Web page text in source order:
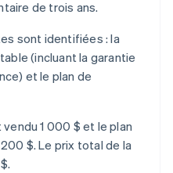
de trois ans.
sont identifiées : la
(incluant la garantie
et le plan de
1 000 $ et le plan
$. Le prix total de la